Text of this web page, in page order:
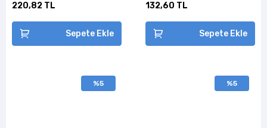
220,82 TL
Sepete Ekle
132,60 TL
Sepete Ekle
%5 %5